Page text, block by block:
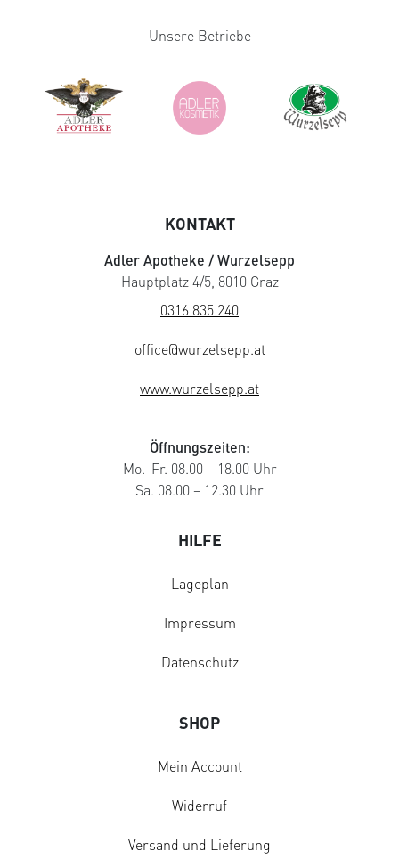
Unsere Betriebe
KONTAKT
Adler Apotheke / Wurzelsepp
Hauptplatz 4/5, 8010 Graz
0316 835 240
office@wurzelsepp.at
www.wurzelsepp.at
Öffnungszeiten:
Mo.-Fr. 08.00 – 18.00 Uhr
Sa. 08.00 – 12.30 Uhr
HILFE
Lageplan
Impressum
Datenschutz
SHOP
Mein Account
Widerruf
Versand und Lieferung